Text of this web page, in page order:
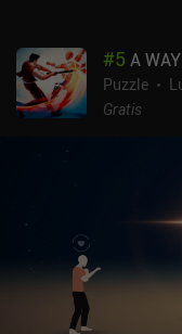
#5 A
Puzzle
Gratis